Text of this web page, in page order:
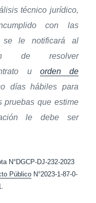
técnico jurídico,
con las
se le notificará al
de resolver
u orden de
días hábiles para
pruebas que estime
le debe ser
N°DGCP-DJ-232-2023
Público N°2023-1-87-0-